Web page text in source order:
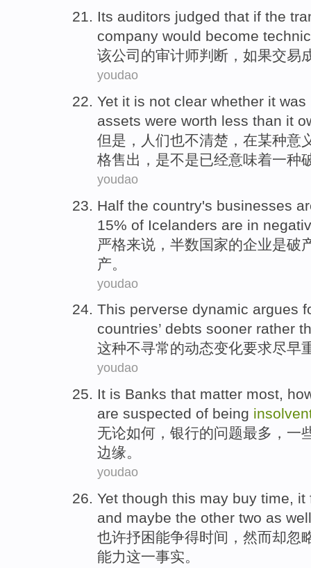
Its auditors judged that if the
company would become
该公司 的审计师判断 ， 如果交易
youdao
Yet it is not clear whether it was
assets were worth less than it
但是 ， 人们也不清楚 ， 在某种意
格售出，是不是已经意味着一种
youdao
Half the country's businesses
15% of Icelanders are in
严格来说 ， 半数国家的企业是破
产。
youdao
This perverse dynamic argues
countries’ debts sooner rather
这种不寻常的动态变化要求尽早
youdao
It is Banks that matter most,
are suspected of being
无论如何， 银行的问题最多 ， 一
边缘。
youdao
Yet though this may buy time, it
and maybe the other two as
也许抒困能争得时间 ，然而却忽
能力这一事实。